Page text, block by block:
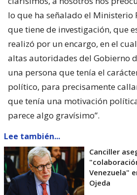
lo que ha señalado el Ministerio
que tiene de investigación, que
realizó por un encargo, en el
altas autoridades del Gobierno
una persona que tenía el
político, para precisamente
que tenía una motivación
parece algo gravísimo”.
Lee también...
Canciller
Venezuela"
Ojeda